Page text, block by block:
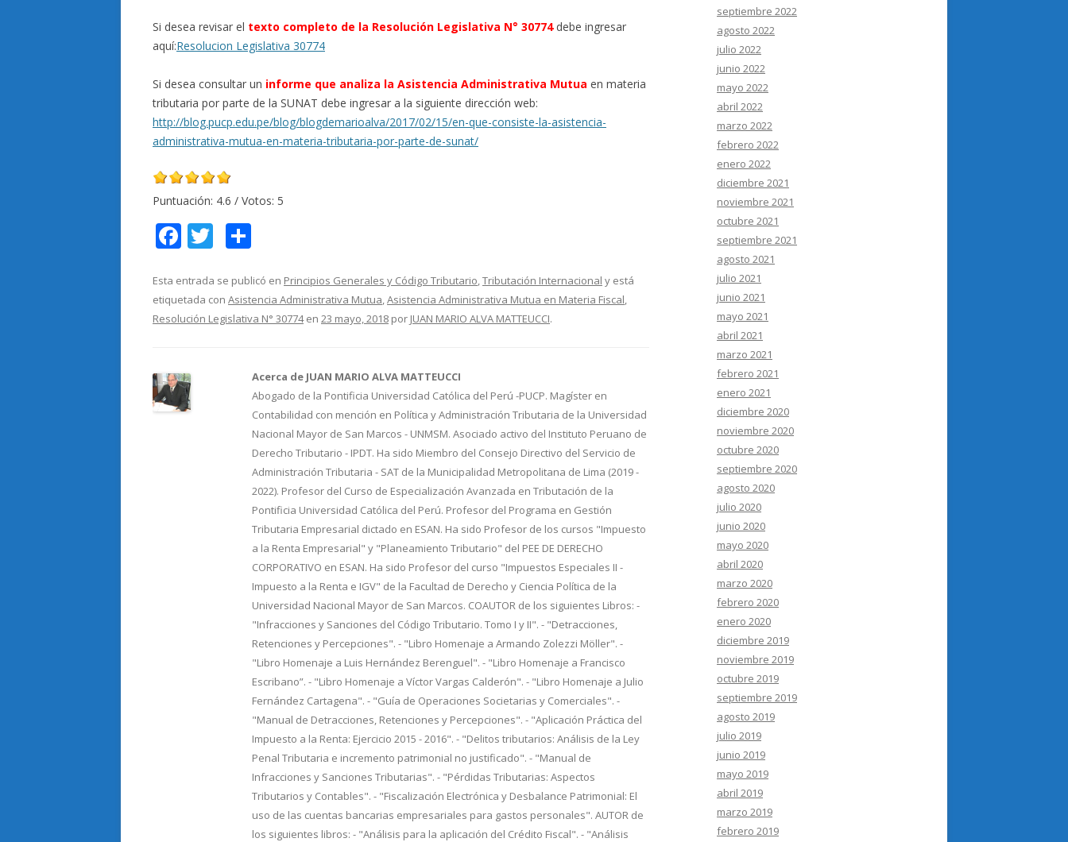
Si desea revisar el texto completo de la Resolución Legislativa N° 30774debe ingresar
aquí:Resolucion Legislativa 30774
Si desea consultar un informe que analiza la Asistencia Administrativa Mutua en materia
tributaria por parte de la SUNAT debe ingresar a la siguiente dirección web:
http://blog.pucp.edu.pe/blog/blogdemarioalva/2017/02/15/en-que-consiste-la-asistencia-
administrativa-mutua-en-materia-tributaria-por-parte-de-sunat/
Puntuación: 4.6 / Votos: 5
F
e
b
k
T
itt
er
m
p
r
Esta entrada se publicó en Principios Generales y Código Tributario,Tributación Internacional y está
etiquetada con Asistencia Administrativa Mutua,Asistencia Administrativa Mutua en Materia Fiscal,
Resolución Legislativa N° 30774en 23 mayo, 2018 por JUAN MARIO ALVA MATTEUCCI.
Acerca de JUAN MARIO ALVA MATTEUCCI
Abogado de la Pontificia Universidad Católica del Perú -PUCP. Magíster en
Contabilidad con mención en Política y Administración Tributaria de la Universidad
Nacional Mayor de San Marcos - UNMSM. Asociado activo del Instituto Peruano de
Derecho Tributario - IPDT. Ha sido Miembro del Consejo Directivo del Servicio de
Administración Tributaria - SAT de la Municipalidad Metropolitana de Lima (2019 -
2022). Profesor del Curso de Especialización Avanzada en Tributación de la
Pontificia Universidad Católica del Perú. Profesor del Programa en Gestión
Tributaria Empresarial dictado en ESAN. Ha sido Profesor de los cursos "Impuesto
a la Renta Empresarial" y "Planeamiento Tributario" del PEE DE DERECHO
CORPORATIVO en ESAN. Ha sido Profesor del curso "Impuestos Especiales II -
Impuesto a la Renta e IGV" de la Facultad de Derecho y Ciencia Política de la
Universidad Nacional Mayor de San Marcos. COAUTOR de los siguientes Libros: -
"Infracciones y Sanciones del Código Tributario. Tomo I y II". - "Detracciones,
Retenciones y Percepciones". - "Libro Homenaje a Armando Zolezzi Möller". -
"Libro Homenaje a Luis Hernández Berenguel". - "Libro Homenaje a Francisco
Escribano”. - "Libro Homenaje a Víctor Vargas Calderón". - "Libro Homenaje a Julio
Fernández Cartagena". - "Guía de Operaciones Societarias y Comerciales". -
"Manual de Detracciones, Retenciones y Percepciones". - "Aplicación Práctica del
Impuesto a la Renta: Ejercicio 2015 - 2016". - "Delitos tributarios: Análisis de la Ley
Penal Tributaria e incremento patrimonial no justificado". - "Manual de
Infracciones y Sanciones Tributarias". - "Pérdidas Tributarias: Aspectos
Tributarios y Contables". - "Fiscalización Electrónica y Desbalance Patrimonial: El
uso de las cuentas bancarias empresariales para gastos personales". AUTOR de
los siguientes libros: - "Análisis para la aplicación del Crédito Fiscal". - "Análisis
septiembre 2022
agosto 2022
julio 2022
junio 2022
mayo 2022
abril 2022
marzo 2022
febrero 2022
enero 2022
diciembre 2021
noviembre 2021
octubre 2021
septiembre 2021
agosto 2021
julio 2021
junio 2021
mayo 2021
abril 2021
marzo 2021
febrero 2021
enero 2021
diciembre 2020
noviembre 2020
octubre 2020
septiembre 2020
agosto 2020
julio 2020
junio 2020
mayo 2020
abril 2020
marzo 2020
febrero 2020
enero 2020
diciembre 2019
noviembre 2019
octubre 2019
septiembre 2019
agosto 2019
julio 2019
junio 2019
mayo 2019
abril 2019
marzo 2019
febrero 2019